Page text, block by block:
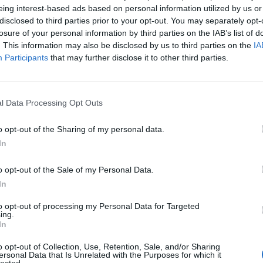
interest-based ads based on personal information utilized by us
to third parties prior to your opt-out. You may separately
of your personal information by third parties on the IAB’s list of
This information may also be disclosed by us to third parties on the
Participants that may further disclose it to other third parties.
Data Processing Opt Outs
opt-out of the Sharing of my personal data.
opt-out of the Sale of my Personal Data.
opt-out of processing my Personal Data for Targeted
opt-out of Collection, Use, Retention, Sale, and/or Sharing
Data that Is Unrelated with the Purposes for which it
5-10 milioni 46.84.20
FERMENTI S.R.L. 2-5 milioni 20.59.99
tutti i comuni della provincia di
Cigognola (30)
Codevilla (28)
Monticelli Pavese (11)
Mornico Losana (8)